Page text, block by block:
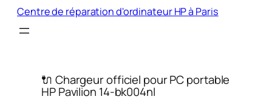
Centre de réparation d'ordinateur HP à Paris
🔌 Chargeur officiel pour PC portable
HP Pavilion 14-bk004nl